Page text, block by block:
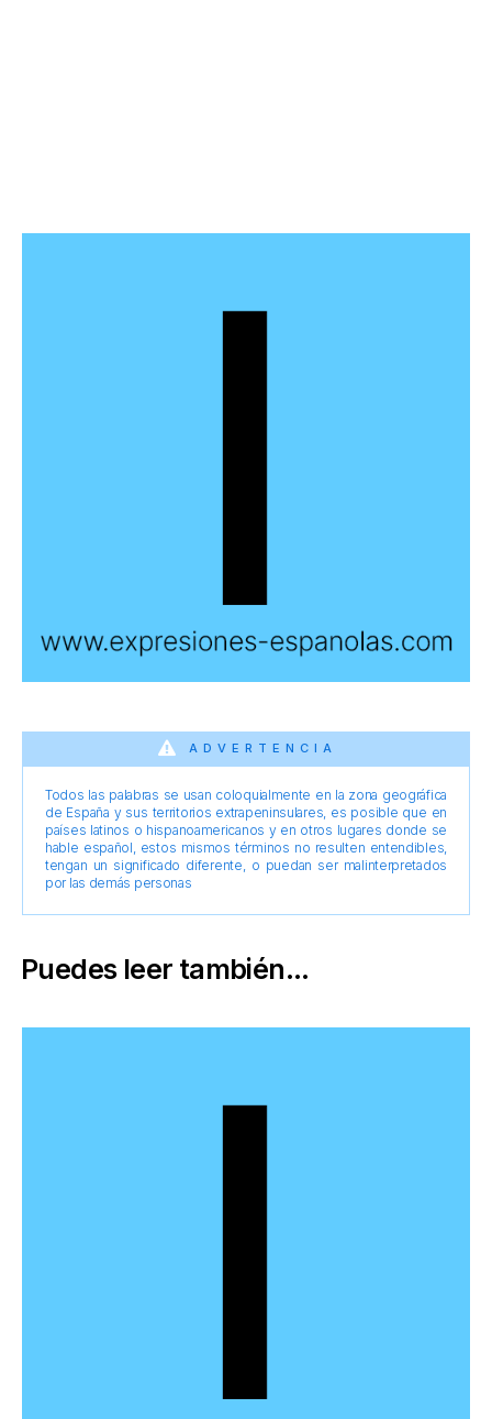
ADVERTENCIA
Todos las palabras se usan coloquialmente en la zona geográfica
de España y sus territorios extrapeninsulares, es posible que en
países latinos o hispanoamericanos y en otros lugares donde se
hable español, estos mismos términos no resulten entendibles,
tengan un significado diferente, o puedan ser malinterpretados
por las demás personas
Puedes leer también...